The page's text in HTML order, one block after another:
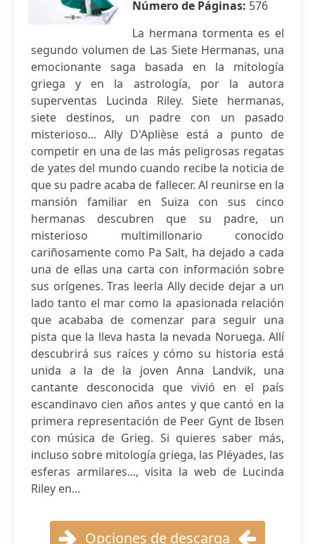
Número de Páginas: 576
La hermana tormenta es el
segundo volumen de Las Siete Hermanas, una
emocionante saga basada en la mitología
griega y en la astrología, por la autora
superventas Lucinda Riley. Siete hermanas,
siete destinos, un padre con un pasado
misterioso... Ally D'Aplièse está a punto de
competir en una de las más peligrosas regatas
de yates del mundo cuando recibe la noticia de
que su padre acaba de fallecer. Al reunirse en la
mansión familiar en Suiza con sus cinco
hermanas descubren que su padre, un
misterioso multimillonario conocido
cariñosamente como Pa Salt, ha dejado a cada
una de ellas una carta con información sobre
sus orígenes. Tras leerla Ally decide dejar a un
lado tanto el mar como la apasionada relación
que acababa de comenzar para seguir una
pista que la lleva hasta la nevada Noruega. Allí
descubrirá sus raíces y cómo su historia está
unida a la de la joven Anna Landvik, una
cantante desconocida que vivió en el país
escandinavo cien años antes y que cantó en la
primera representación de Peer Gynt de Ibsen
con música de Grieg. Si quieres saber más,
incluso sobre mitología griega, las Pléyades, las
esferas armilares..., visita la web de Lucinda
Riley en...
Opciones de descarga